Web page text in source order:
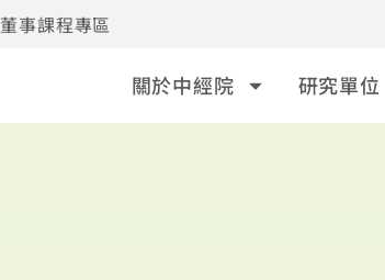
董事課程專區
關於中經院 研究單位